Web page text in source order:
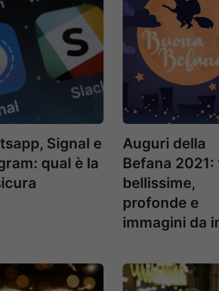
Signal e
qual è la
Auguri della
Befana 2021:
bellissime,
profonde e
immagini da